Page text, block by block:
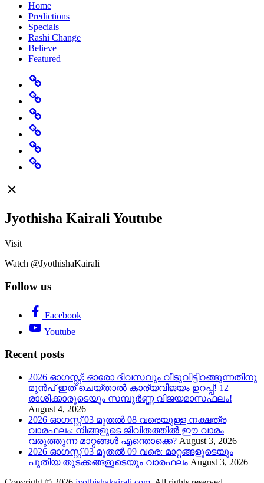
Home
Predictions
Specials
Rashi Change
Believe
Featured
Home
Predictions
Specials
Rashi
Change
Believe
Featured
Jyothisha Kairali Youtube
Visit
Watch @JyothishaKairali
Follow us
Facebook
Youtube
Recent posts
2026 ഓഗസ്റ്റ്: ഓരോ ദിവസവും വീടുവിട്ടിറങ്ങുന്നതിനു
മുൻപ് ഇത് ചെയ്താൽ കാര്യവിജയം ഉറപ്പ്! 12
രാശിക്കാരുടെയും സമ്പൂർണ്ണ വിജയമാസഫലം!
August 4, 2026
2026 ഓഗസ്റ്റ് 03 മുതൽ 08 വരെയുള്ള നക്ഷത്ര
വാരഫലം: നിങ്ങളുടെ ജീവിതത്തിൽ ഈ വാരം
വരുത്തുന്ന മാറ്റങ്ങൾ എന്തൊക്കെ? August 3, 2026
2026 ഓഗസ്റ്റ് 03 മുതൽ 09 വരെ: മാറ്റങ്ങളുടെയും
പുതിയ തുടക്കങ്ങളുടെയും വാരഫലം August 3, 2026